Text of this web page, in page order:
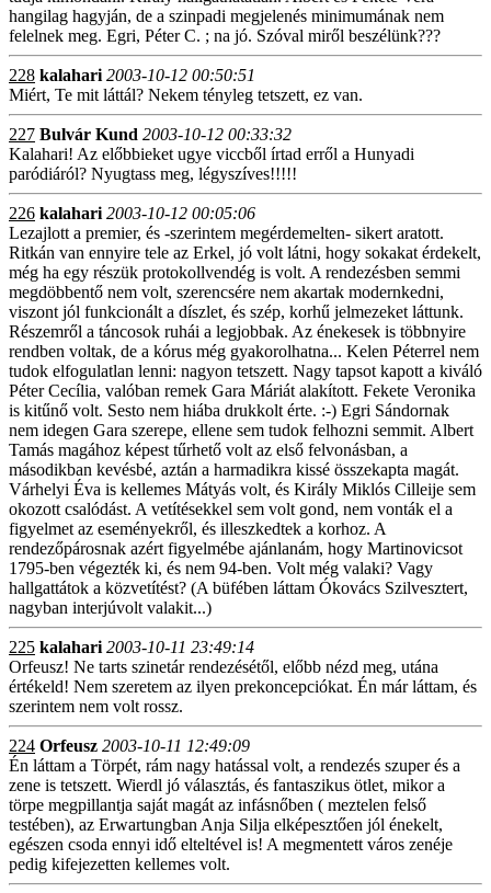
hangilag hagyján, de a szinpadi megjelenés minimumának nem
felelnek meg. Egri, Péter C. ; na jó. Szóval miről beszélünk???
228 kalahari 2003-10-12 00:50:51
Miért, Te mit láttál? Nekem tényleg tetszett, ez van.
227 Bulvár Kund 2003-10-12 00:33:32
Kalahari! Az előbbieket ugye viccből írtad erről a Hunyadi
paródiáról? Nyugtass meg, légyszíves!!!!!
226 kalahari 2003-10-12 00:05:06
Lezajlott a premier, és -szerintem megérdemelten- sikert aratott.
Ritkán van ennyire tele az Erkel, jó volt látni, hogy sokakat érdekelt,
még ha egy részük protokollvendég is volt. A rendezésben semmi
megdöbbentő nem volt, szerencsére nem akartak modernkedni,
viszont jól funkcionált a díszlet, és szép, korhű jelmezeket láttunk.
Részemről a táncosok ruhái a legjobbak. Az énekesek is többnyire
rendben voltak, de a kórus még gyakorolhatna... Kelen Péterrel nem
tudok elfogulatlan lenni: nagyon tetszett. Nagy tapsot kapott a kiváló
Péter Cecília, valóban remek Gara Máriát alakított. Fekete Veronika
is kitűnő volt. Sesto nem hiába drukkolt érte. :-) Egri Sándornak
nem idegen Gara szerepe, ellene sem tudok felhozni semmit. Albert
Tamás magához képest tűrhető volt az első felvonásban, a
másodikban kevésbé, aztán a harmadikra kissé összekapta magát.
Várhelyi Éva is kellemes Mátyás volt, és Király Miklós Cilleije sem
okozott csalódást. A vetítésekkel sem volt gond, nem vonták el a
figyelmet az eseményekről, és illeszkedtek a korhoz. A
rendezőpárosnak azért figyelmébe ajánlanám, hogy Martinovicsot
1795-ben végezték ki, és nem 94-ben. Volt még valaki? Vagy
hallgattátok a közvetítést? (A büfében láttam Ókovács Szilvesztert,
nagyban interjúvolt valakit...)
225 kalahari 2003-10-11 23:49:14
Orfeusz! Ne tarts szinetár rendezésétől, előbb nézd meg, utána
értékeld! Nem szeretem az ilyen prekoncepciókat. Én már láttam, és
szerintem nem volt rossz.
224 Orfeusz 2003-10-11 12:49:09
Én láttam a Törpét, rám nagy hatással volt, a rendezés szuper és a
zene is tetszett. Wierdl jó választás, és fantaszikus ötlet, mikor a
törpe megpillantja saját magát az infásnőben ( meztelen felső
testében), az Erwartungban Anja Silja elképesztően jól énekelt,
egészen csoda ennyi idő elteltével is! A megmentett város zenéje
pedig kifejezetten kellemes volt.